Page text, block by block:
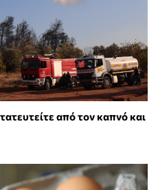
από τον καπνό και